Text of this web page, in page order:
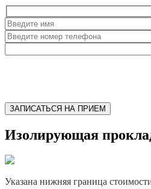
ЗАПИСАТЬСЯ НА ПРИЕМ
Изолирующая
Указана нижняя граница